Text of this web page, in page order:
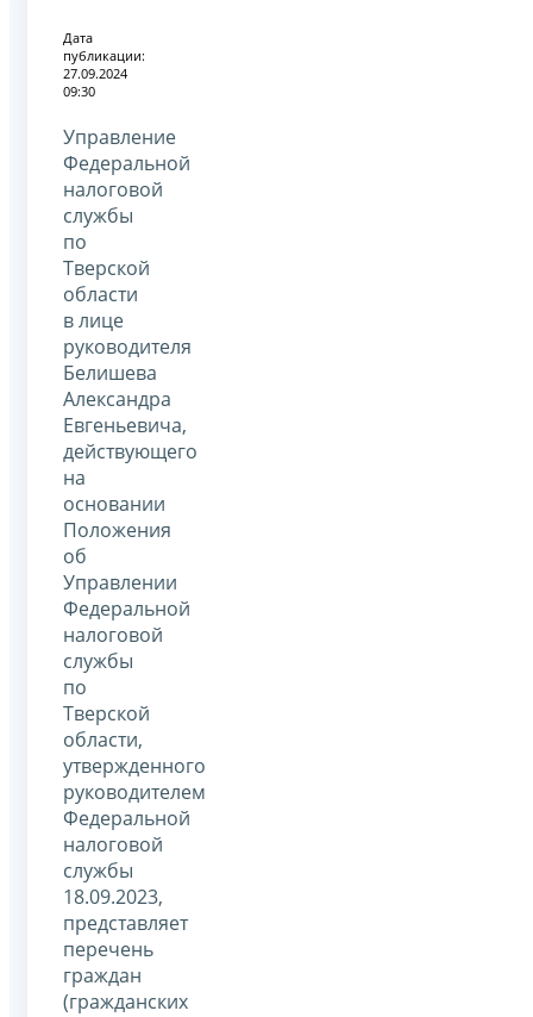
Дата
публикации:
27.09.2024
09:30
Управление
Федеральной
налоговой
службы
по
Тверской
области
в лице
руководителя
Белишева
Александра
Евгеньевича,
действующего
на
основании
Положения
об
Управлении
Федеральной
налоговой
службы
по
Тверской
области,
утвержденного
руководителем
Федеральной
налоговой
службы
18.09.2023,
представляет
перечень
граждан
(гражданских